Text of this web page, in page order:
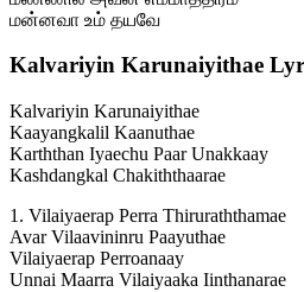
மன்னவா உம் தயவே
Kalvariyin Karunaiyithae
Kalvariyin Karunaiyithae
Kaayangkalil Kaanuthae
Karththan Iyaechu Paar Unakkaay
Kashdangkal Chakiththaarae
1. Vilaiyaerap Perra Thiruraththamae
Avar Vilaavininru Paayuthae
Vilaiyaerap Perroanaay
Unnai Maarra Vilaiyaaka Iinthanarae